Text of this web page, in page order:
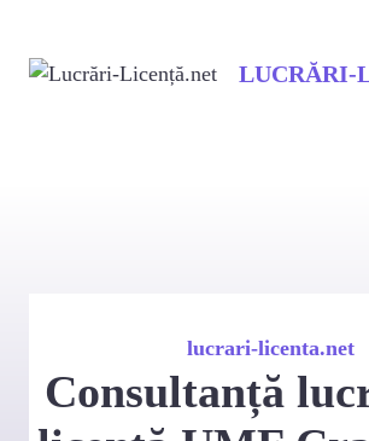
LUCRĂRI-
lucrari-licenta.net
Consultanță